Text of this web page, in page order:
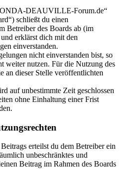
DEAUVILLE-Forum.de“
schließt du einen
Betreiber des Boards ab (im
erklärst dich mit den
einverstanden.
nicht einverstanden bist, so
weiter nutzen. Für die Nutzung des
an dieser Stelle veröffentlichten
auf unbestimmte Zeit geschlossen
ohne Einhaltung einer Frist
erteilst du dem Betreiber ein
unbeschränktes und
Beitrag im Rahmen des Boards